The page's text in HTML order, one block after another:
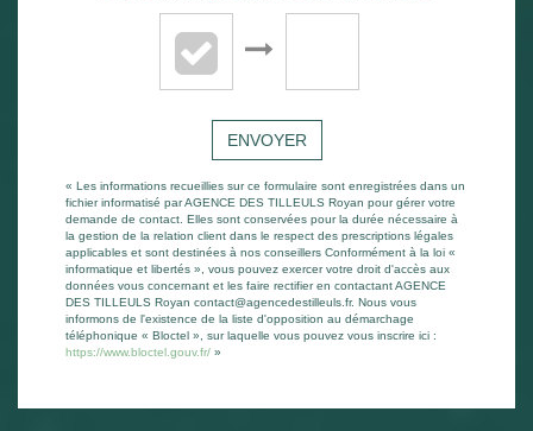
ENVOYER
« Les informations recueillies sur ce formulaire sont enregistrées dans un
fichier informatisé par AGENCE DES TILLEULS Royan pour gérer votre
demande de contact. Elles sont conservées pour la durée nécessaire à
la gestion de la relation client dans le respect des prescriptions légales
applicables et sont destinées à nos conseillers Conformément à la loi «
informatique et libertés », vous pouvez exercer votre droit d'accès aux
données vous concernant et les faire rectifier en contactant AGENCE
DES TILLEULS Royan contact@agencedestilleuls.fr. Nous vous
informons de l'existence de la liste d'opposition au démarchage
téléphonique « Bloctel », sur laquelle vous pouvez vous inscrire ici :
https://www.bloctel.gouv.fr/ »